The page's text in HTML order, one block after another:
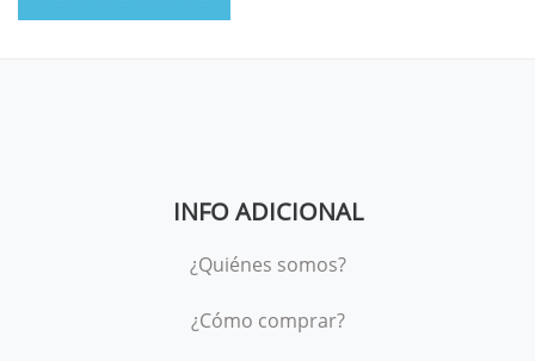
INFO ADICIONAL
¿Quiénes somos?
¿Cómo comprar?